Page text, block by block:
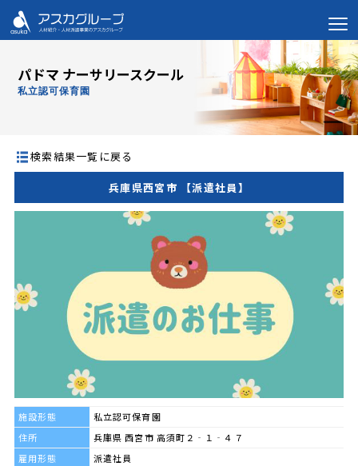
パドマ ナーサリースクール
私立認可保育園
検索結果一覧に戻る
兵庫県西宮市 【派遣社員】
施設形態
私立認可保育園
住所
兵庫県 西宮市 高須町２‐１‐４７
雇用形態
派遣社員